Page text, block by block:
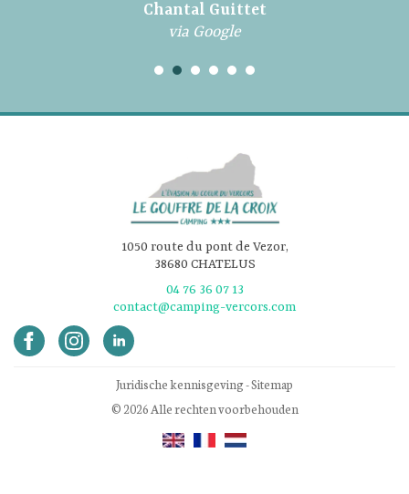
Chantal Guittet
via Google
1050 route du pont de Vezor,
38680 CHATELUS
04 76 36 07 13
contact@camping-vercors.com
Juridische kennisgeving-Sitemap
© 2026 Alle rechten voorbehouden